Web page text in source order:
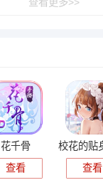
花千骨
查看
查看